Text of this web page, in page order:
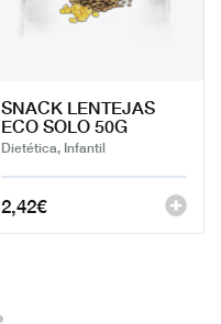
SNACK LENTEJAS
ECO SOLO 50G
Dietética, Infantil
2,42€